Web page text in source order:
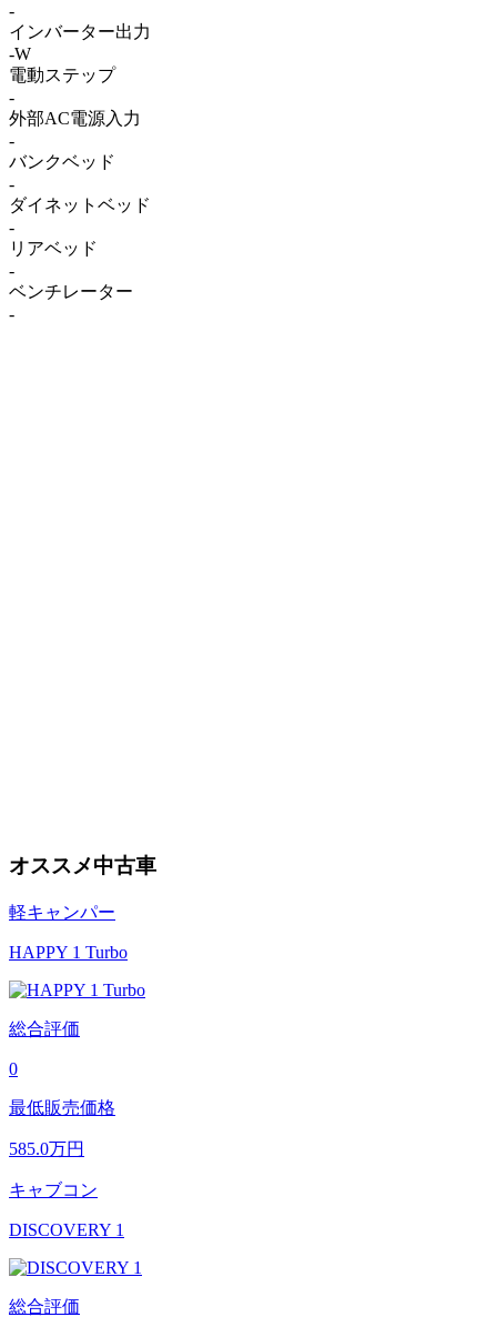
-
インバーター出力
-W
電動ステップ
-
外部AC電源入力
-
バンクベッド
-
ダイネットベッド
-
リアベッド
-
ベンチレーター
-
オススメ中古車
軽キャンパー
HAPPY 1 Turbo
総合評価
0
最低販売価格
585.0万円
キャブコン
DISCOVERY 1
総合評価